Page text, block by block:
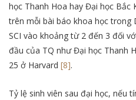
học Thanh Hoa hay Đại học Bắc
trên mỗi bài báo khoa học trong
SCI vào khoảng từ 2 đến 3 đối
đầu của TQ như Đại học Thanh
25 ở Harvard [8].
Tỷ lệ sinh viên sau đại học, nếu